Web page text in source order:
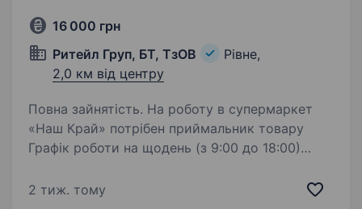
16 000 грн
Ритейл Груп, БТ, ТзОВ
Рівне,
2,0 км від центру
Повна зайнятість. На роботу в супермаркет
«Наш Край» потрібен приймальник товару
Графік роботи на щодень (з 9:00 до 18:00)
соціальний пакет! За детальнішою
2 тиж. тому